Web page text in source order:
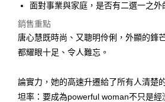
每筆NT$70，滿NT$799(含以上)免運費
數位商品免運
免運費
免運費
面對事業與家庭，是否有二選一之外
銷售重點
唐心慧既時尚、又聰明伶俐，外顯的鋒
都耀眼十足、令人難忘。
論實力，她的高速升遷給了所有人清楚
坦率：要成為powerful woman不只是經